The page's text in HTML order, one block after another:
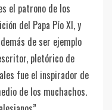
el patrono de los
del Papa Pío XI, y
de ser ejemplo
pletórico de
fue el inspirador de
de los muchachos.